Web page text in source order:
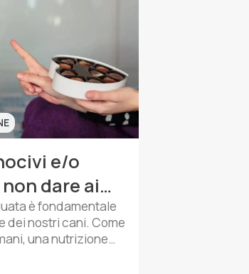
e/o
dare ai
è fondamentale
dei nostri cani. Come
una nutrizione